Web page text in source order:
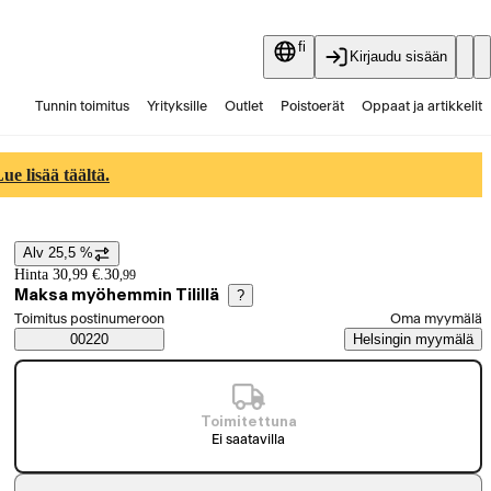
fi
Kirjaudu sisään
Tunnin toimitus Yrityksille Outlet Poistoerät Oppaat ja artikkelit
lisää täältä.
Hintatiedot
Alv 25,5 %
Hinta 30,99 €.30,99
Maksa myöhemmin Tilillä ?
Saatavuustiedot
Valitse tilaustapa
Toimitus postinumeroon
00220
Oma myymälä
Helsingin myymälä
Toimitettuna
Ei saatavilla